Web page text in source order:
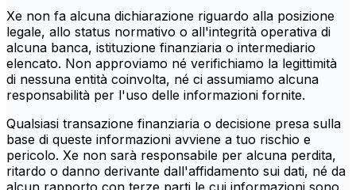
Xe non fa alcuna dichiarazione riguardo alla posizione
legale, allo status normativo o all'integrità operativa di
alcuna banca, istituzione finanziaria o intermediario
elencato. Non approviamo né verifichiamo la legittimità
di nessuna entità coinvolta, né ci assumiamo alcuna
responsabilità per l'uso delle informazioni fornite.
Qualsiasi transazione finanziaria o decisione presa sulla
base di queste informazioni avviene a tuo rischio e
pericolo. Xe non sarà responsabile per alcuna perdita,
ritardo o danno derivante dall'affidamento sui dati, né da